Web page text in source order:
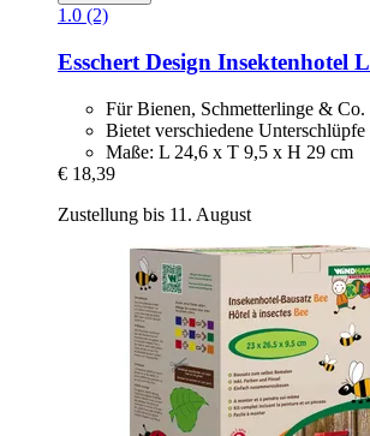
1.0 (2)
Esschert Design Insektenhotel L
Für Bienen, Schmetterlinge & Co.
Bietet verschiedene Unterschlüpfe
Maße: L 24,6 x T 9,5 x H 29 cm
€ 18,39
Zustellung bis 11. August